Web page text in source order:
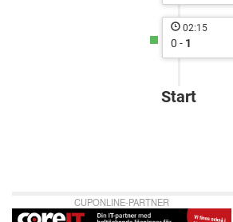
02:15
0 - 1
Start
CUPONLINE-PARTNER